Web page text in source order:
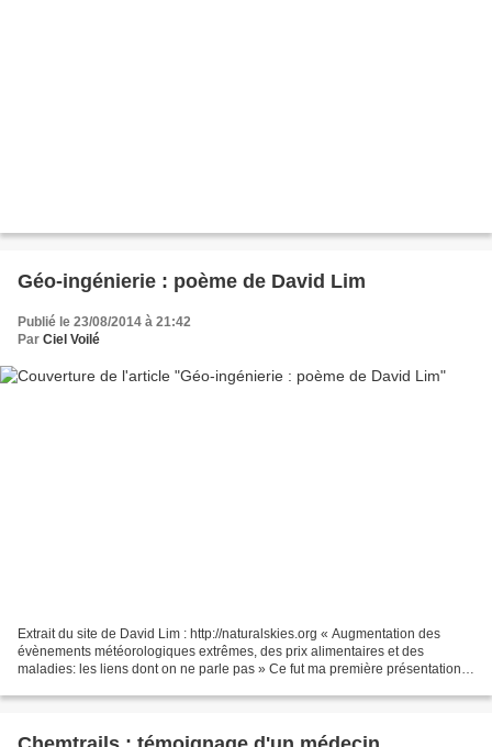
Géo-ingénierie : poème de David Lim
Publié le 23/08/2014 à 21:42
Par Ciel Voilé
Extrait du site de David Lim : http://naturalskies.org « Augmentation des
évènements météorologiques extrêmes, des prix alimentaires et des
maladies: les liens dont on ne parle pas » Ce fut ma première présentation